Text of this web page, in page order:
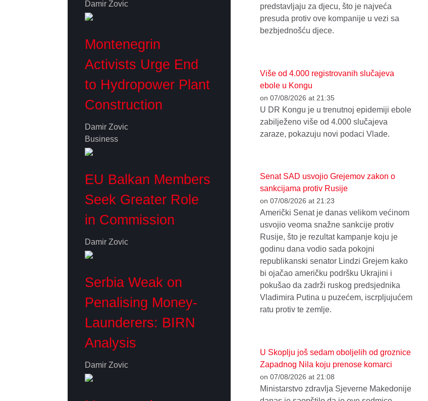
Damir Zovic
Montenegrin
Activists Urge End
to Hydropower Plant
Construction
Damir Zovic
Business
EU Balkan Members
Seek Greater Role
in Commission
Damir Zovic
Serbia Weak on
Penalising Money-
Launderers: BIRN
Analysis
Damir Zovic
predstavljaju za djecu, što je najveća
presuda protiv ove kompanije u vezi sa
bezbjednošću djece.
Više od 4.000 registrovanih slučajeva
ebole u Kongu
on 07/08/2026 at 21:35
U DR Kongu je u trenutnoj epidemiji ebole
zabilježeno više od 4.000 slučajeva
zaraze, pokazuju novi podaci Vlade.
Senat SAD usvojio Grejemov zakon o
sankcijama protiv Rusije
on 07/08/2026 at 21:23
Američki Senat je danas velikom većinom
usvojio veoma snažne sankcije protiv
Rusije, što je rezultat kampanje koju je
godinu dana vodio sada pokojni
republikanski senator Lindzi Grejem kako
bi ojačao američku podršku Ukrajini i
pokušao da zadrži ruskog predsjednika
Vladimira Putina u puzećem, iscrpljujućem
ratu protiv te zemlje.
U Skoplju još sedam oboljelih od groznice
Zapadnog Nila koju prenose komarci
on 07/08/2026 at 21:08
Ministarstvo zdravlja Sjeverne Makedonije